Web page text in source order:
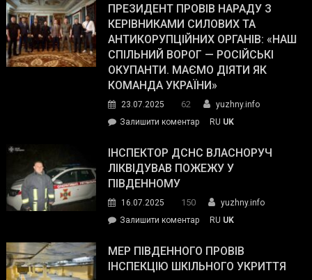
Street
Journal.
Південному
працівникам
ОПЗ
з
матеріального
резерву
гуманітарну
допомогу
ПРЕЗИДЕНТ ПРОВІВ НАРАДУ З
КЕРІВНИКАМИ СИЛОВИХ ТА
АНТИКОРУПЦІЙНИХ ОРГАНІВ: «НАШ
СПІЛЬНИЙ ВОРОГ — РОСІЙСЬКІ
ОКУПАНТИ. МАЄМО ДІЯТИ ЯК
КОМАНДА УКРАЇНИ»
23.07.2025 62
yuzhny.info
Залишити коментарon
провів
нараду
силових
та
органів:
«Наш
RU UK
ІНСПЕКТОР ДСНС ВЛАСНОРУЧ
ЛІКВІДУВАВ ПОЖЕЖУ У
ПІВДЕННОМУ
16.07.2025 150
yuzhny.info
Залишити коментарon
ДСНС
власноруч
RU UK
МЕР ПІВДЕННОГО ПРОВІВ
ІНСПЕКЦІЮ ШКІЛЬНОГО УКРИТТЯ